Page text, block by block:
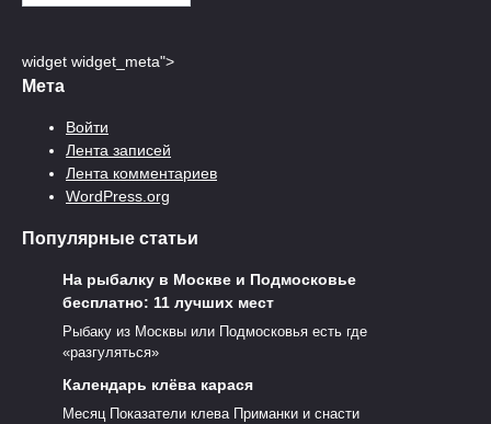
widget widget_meta">
Мета
Войти
Лента записей
Лента комментариев
WordPress.org
Популярные статьи
На рыбалку в Москве и Подмосковье
бесплатно: 11 лучших мест
Рыбаку из Москвы или Подмосковья есть где
«разгуляться»
Календарь клёва карася
Месяц Показатели клева Приманки и снасти